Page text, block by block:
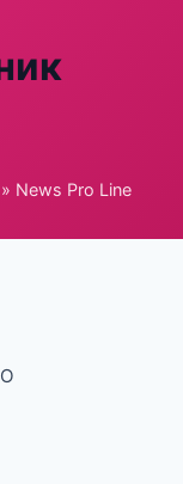
» News Pro Line